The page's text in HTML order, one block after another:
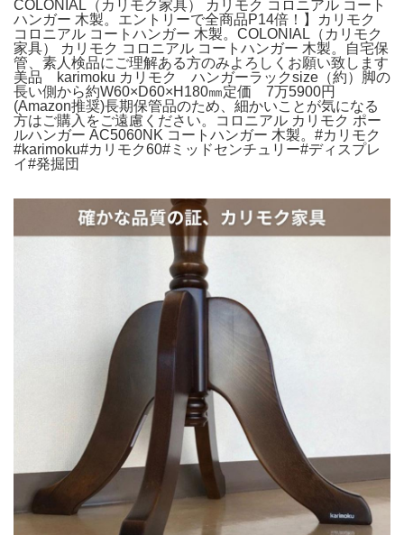
COLONIAL（カリモク家具） カリモク コロニアル コート
ハンガー 木製。エントリーで全商品P14倍！】カリモク
コロニアル コートハンガー 木製。COLONIAL（カリモク
家具） カリモク コロニアル コートハンガー 木製。自宅保
管、素人検品にご理解ある方のみよろしくお願い致します
美品 karimoku カリモク ハンガーラックsize（約）脚の
長い側から約W60×D60×H180㎜定価 7万5900円
(Amazon推奨)長期保管品のため、細かいことが気になる
方はご購入をご遠慮ください。コロニアル カリモク ポー
ルハンガー AC5060NK コートハンガー 木製。#カリモク
#karimoku#カリモク60#ミッドセンチュリー#ディスプレ
イ#発掘団